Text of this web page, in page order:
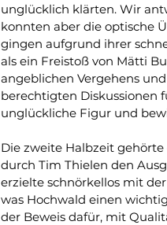
unglücklich klärten. Wir
konnten aber die optische
gingen aufgrund ihrer
als ein Freistoß von Mätti
angeblichen Vergehens
berechtigten Diskussionen
unglückliche Figur und
Die zweite Halbzeit
durch Tim Thielen den
erzielte schnörkellos mit
was Hochwald einen
der Beweis dafür, mit